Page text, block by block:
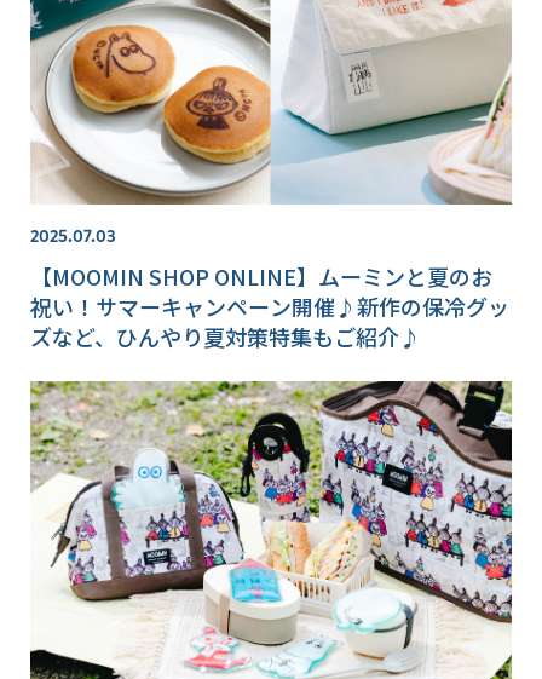
2025.07.03
【MOOMIN SHOP ONLINE】ムーミンと夏のお
祝い！サマーキャンペーン開催♪新作の保冷グッ
ズなど、ひんやり夏対策特集もご紹介♪